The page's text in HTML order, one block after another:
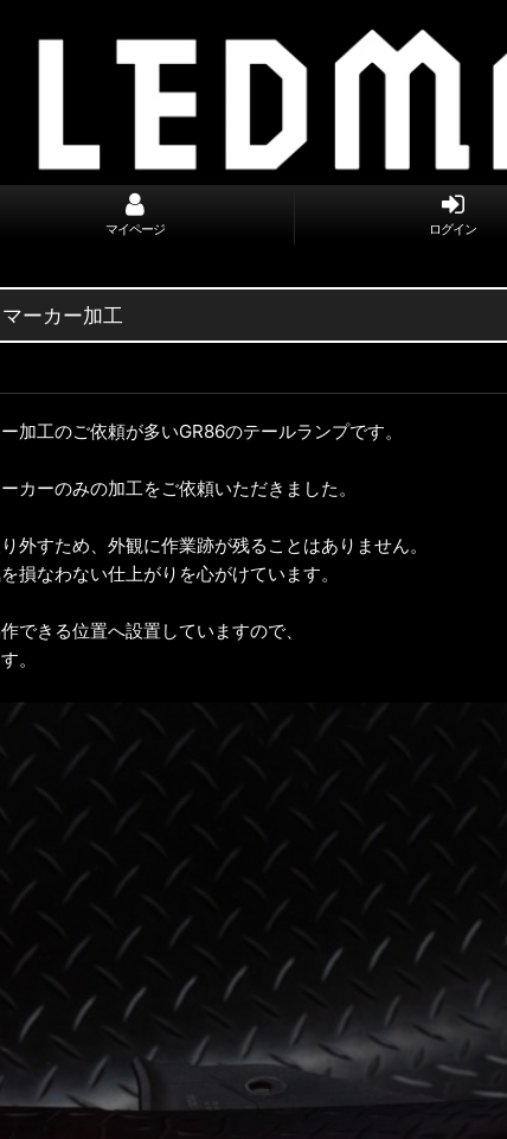
マイページ ログイン
ーカー加工
加工のご依頼が多いGR86のテールランプです。
カーのみの加工をご依頼いただきました。
外すため、外観に作業跡が残ることはありません。
損なわない仕上がりを心がけています。
できる位置へ設置していますので、
。